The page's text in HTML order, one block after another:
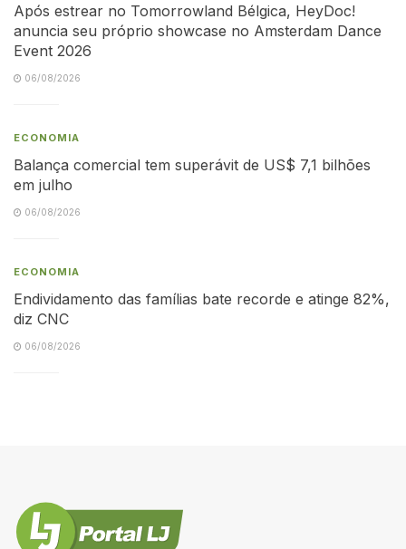
Após estrear no Tomorrowland Bélgica, HeyDoc!
anuncia seu próprio showcase no Amsterdam Dance
Event 2026
06/08/2026
ECONOMIA
Balança comercial tem superávit de US$ 7,1 bilhões
em julho
06/08/2026
ECONOMIA
Endividamento das famílias bate recorde e atinge 82%,
diz CNC
06/08/2026